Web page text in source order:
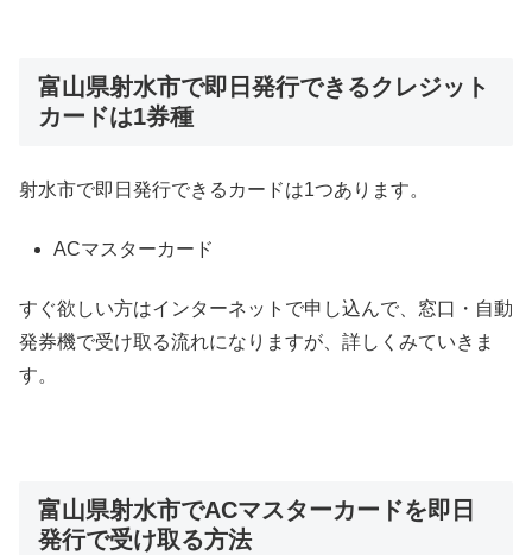
富山県射水市で即日発行できるクレジット
カードは1券種
射水市で即日発行できるカードは1つあります。
ACマスターカード
すぐ欲しい方はインターネットで申し込んで、窓口・自動
発券機で受け取る流れになりますが、詳しくみていきま
す。
富山県射水市でACマスターカードを即日
発行で受け取る方法